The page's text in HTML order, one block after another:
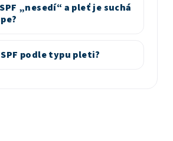
„nesedí“ a pleť je suchá
podle typu pleti?